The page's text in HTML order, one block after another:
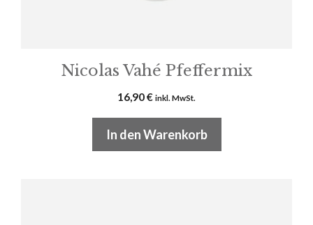
Nicolas Vahé Pfeffermix
16,90€ inkl. MwSt.
In den Warenkorb